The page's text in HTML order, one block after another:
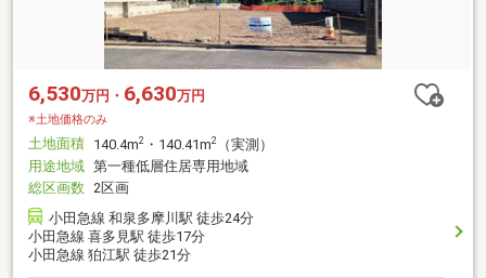
6,530万円・ 6,630万円
※土地価格のみ
土地面積 140.4m2 ・140.41m2
（実測）
用途地域 第一種低層住居専用地域
総区画数 2区画
小田急線 和泉多摩川駅 徒歩24分
小田急線 喜多見駅 徒歩17分
小田急線 狛江駅 徒歩21分